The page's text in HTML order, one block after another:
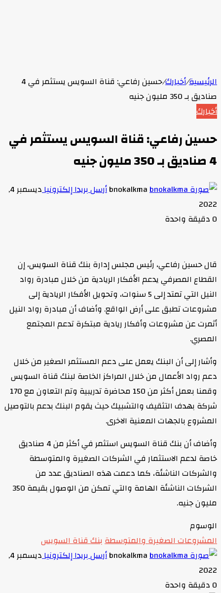
الرئيسية/أخبارك/
حسين رفاعي: قناة السويس يستثمر في 4
صناديق بـ 350 مليون جنيه
أخبارك
حسين رفاعي: قناة السويس يستثمر في
4 صناديق بـ 350 مليون جنيه
bnokalkmaأرسل بريدا إلكترونيا
ديسمبر 4,
2022
0 دقيقة واحدة
قال حسين رفاعي، رئيس مجلس إدارة بنك قناة السويس، إن
القطاع المصرفي يدعم الأفكار الريادية من خلال مبادرة رواد
النيل التي تمتد إلى 5 سنوات، وتحويل الأفكار الريادية إلى
مشروعات تطبق على أرض الواقع. وأضاف أن مبادرة رواد النيل
أثمرت عن مشروعات وأفكار ريادية مبتكرة تدعم المجتمع
المصري.
وأشار إلى أن البنك يعمل على دعم المستثمر الصغير من خلال
دعم رواد الأعمال من خلال المراكز الخاصة لبنك قناة السويس
وقمنا بعمل أكثر من 150 محاضرة تدريبية وتم التعاون مع 170
شركة بهدف التثقيف والتشبيك حيث يقوم البنك بدعم بالتوصيل
المشروع بالجهات المعنية الاخرى.
وأضاف أن بنك قناة السويس استثمر في أكثر من 4 صناديق
خاصة لدعم الاستثمار في الشركات الصغيرة والمتوسطة
والشركات الناشئة، كما دعمت هذه الصناديق عدد من
الشركات الناشئة الهامة والتي تمكن من الوصول بقيمة 350
مليون جنيه.
الوسوم
المشروعات الصغيرة والمتوسطةبنك قناة السويس
bnokalkmaأرسل بريدا إلكترونيا
ديسمبر 4,
2022
0 دقيقة واحدة